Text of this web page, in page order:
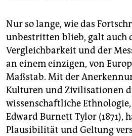
Nur so lange, wie das
unbestritten blieb, galt auch
Vergleichbarkeit und der
an einem einzigen, von
Maßstab. Mit der
Kulturen und Zivilisationen
wissenschaftliche
Edward Burnett Tylor (1871),
Plausibilität und Geltung